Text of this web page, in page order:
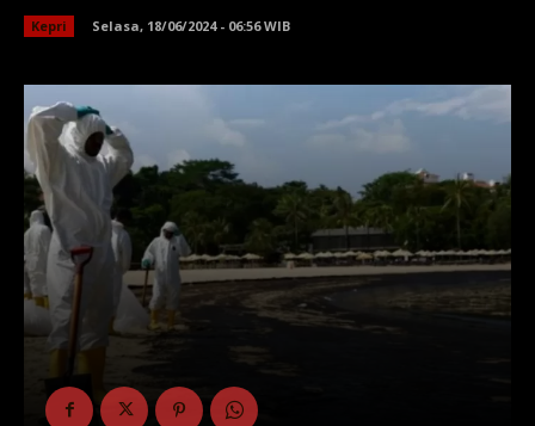
Kepri Selasa, 18/06/2024 - 06:56 WIB